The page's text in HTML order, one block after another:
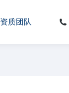
资质团队